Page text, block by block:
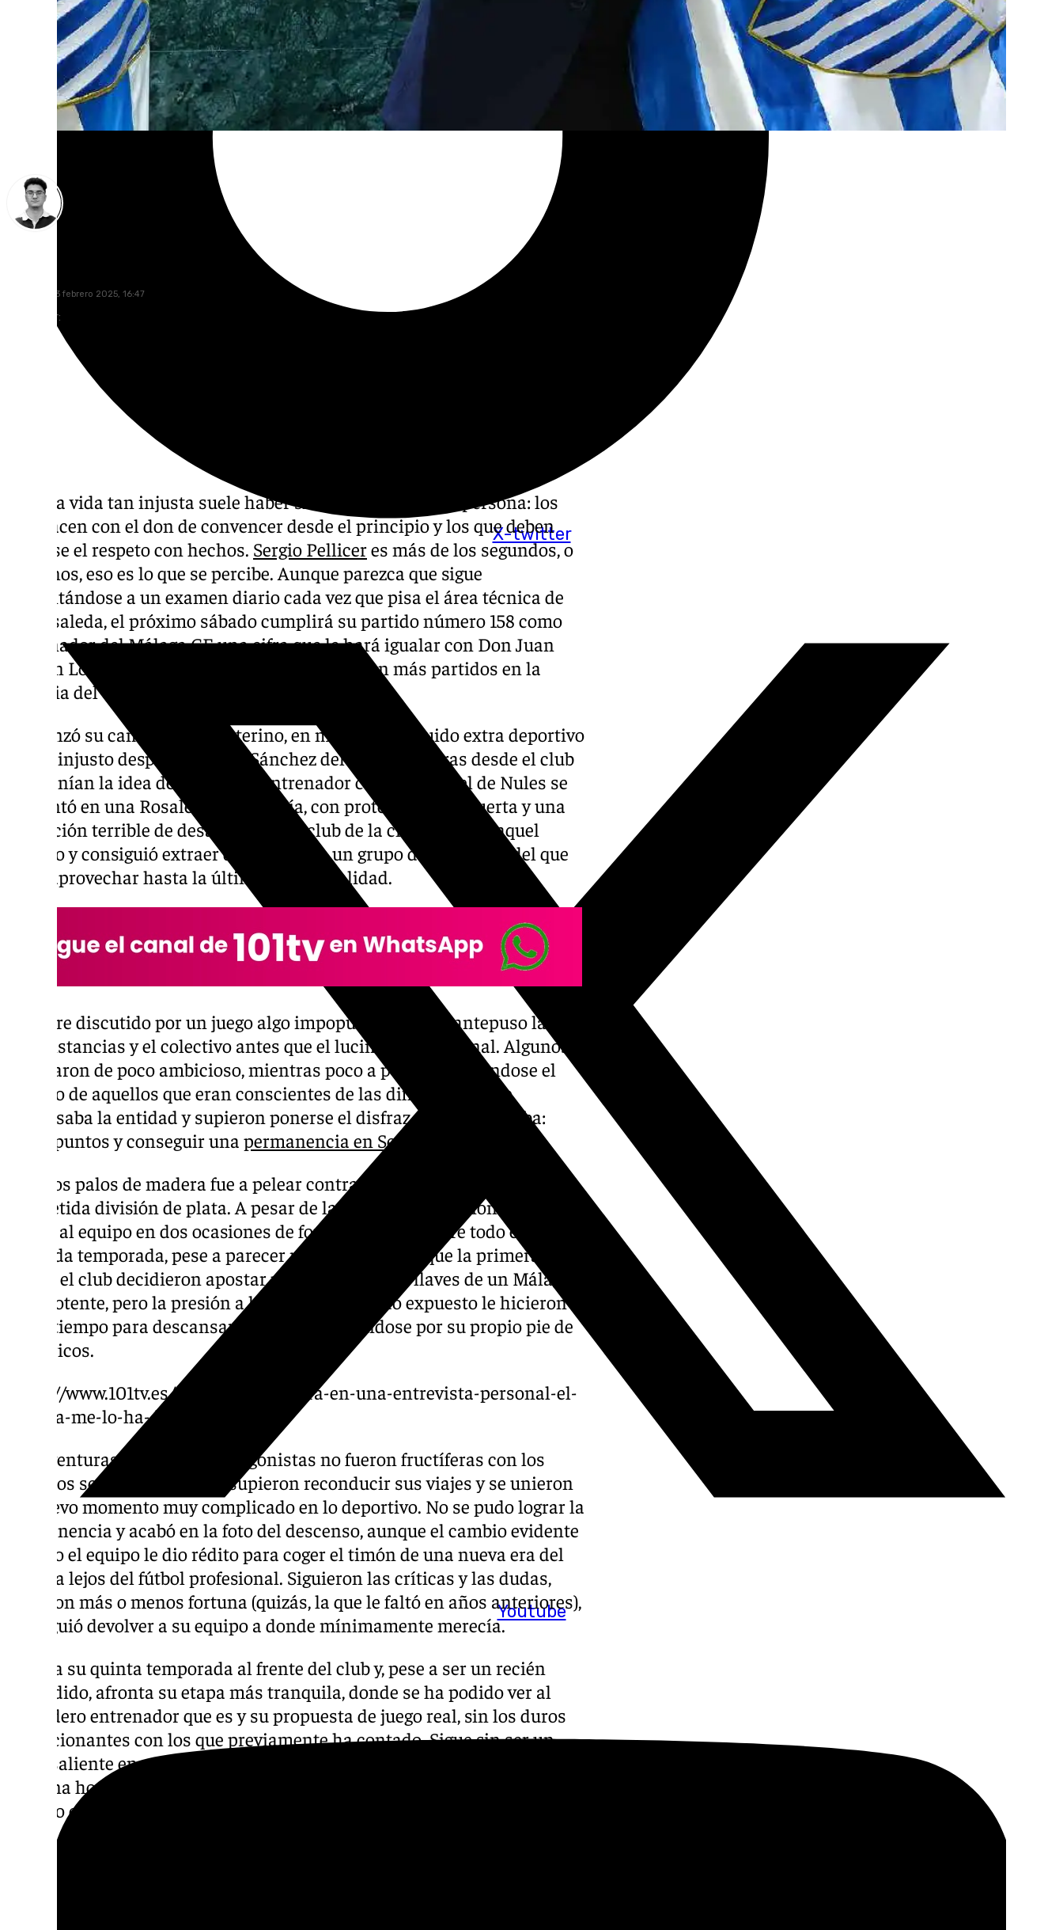
X-twitter
Youtube
domingo, 23 febrero 2025, 16:47
Compartir:
En esta vida tan injusta suele haber siempre dos tipos de persona: los
que nacen con el don de convencer desde el principio y los que deben
ganarse el respeto con hechos. Sergio Pelliceres más de los segundos, o
al menos, eso es lo que se percibe. Aunque parezca que sigue
enfrentándose a un examen diario cada vez que pisa el área técnica de
La Rosaleda, el próximo sábado cumplirá su partido número 158 como
entrenador del Málaga CF, una cifra que le hará igualar con Don Juan
Ramón López Muñiz, el segundo preparador con más partidos en la
historia del club.
Comenzó su camino como interino, en medio de un ruido extra deportivo
con el injusto despido a Víctor Sánchez del Amo. Mientras desde el club
mantenían la idea de buscar un entrenador contrastado, el de Nules se
presentó en una Rosaleda semi-vacía, con protestas en la puerta y una
sensación terrible de desapego con el club de la ciudad. Ganó aquel
partido y consiguió extraer del entorno a un grupo de jugadores del que
supo aprovechar hasta la última gota de calidad.
Siempre discutido por un juego algo impopular, siempre antepuso las
circunstancias y el colectivo antes que el lucimiento personal. Algunos
lo tildaron de poco ambicioso, mientras poco a poco fue ganándose el
respeto de aquellos que eran conscientes de las dificultades que
atravesaba la entidad y supieron ponerse el disfraz de lo que tocaba:
sacar puntos y conseguir una permanencia en Segunda División.
Con dos palos de madera fue a pelear contra ejércitos de una siempre
competida división de plata. A pesar de las 18 fichas profesionales, logró
salvar al equipo en dos ocasiones de forma holgada (sobre todo en su
segunda temporada, pese a parecer más complicada que la primera).
Desde el club decidieron apostar por él y darles las llaves de un Málaga
más potente, pero la presión a la que había estado expuesto le hicieron
pedir tiempo para descansar y acabó marchándose por su propio pie de
Martiricos.
https://www.101tv.es/pellicer-se-sincera-en-una-entrevista-personal-el-
malaga-me-lo-ha-dado-todo/
Las aventuras de los dos protagonistas no fueron fructíferas con los
caminos separados. Ambos supieron reconducir sus viajes y se unieron
en nuevo momento muy complicado en lo deportivo. No se pudo lograr la
permanencia y acabó en la foto del descenso, aunque el cambio evidente
que dio el equipo le dio rédito para coger el timón de una nueva era del
Málaga lejos del fútbol profesional. Siguieron las críticas y las dudas,
pero con más o menos fortuna (quizás, la que le faltó en años anteriores),
consiguió devolver a su equipo a donde mínimamente merecía.
Encara su quinta temporada al frente del club y, pese a ser un recién
ascendido, afronta su etapa más tranquila, donde se ha podido ver al
verdadero entrenador que es y su propuesta de juego real, sin los duros
condicionantes con los que previamente ha contado. Sigue sin ser un
sobresaliente en nada, pero ha demostrado, además de ser fiable, ser una
persona honesta, muy capacitado en su puesto y, sobre todo, haberse
ganado el respeto de sus jugadores y de los directivos.